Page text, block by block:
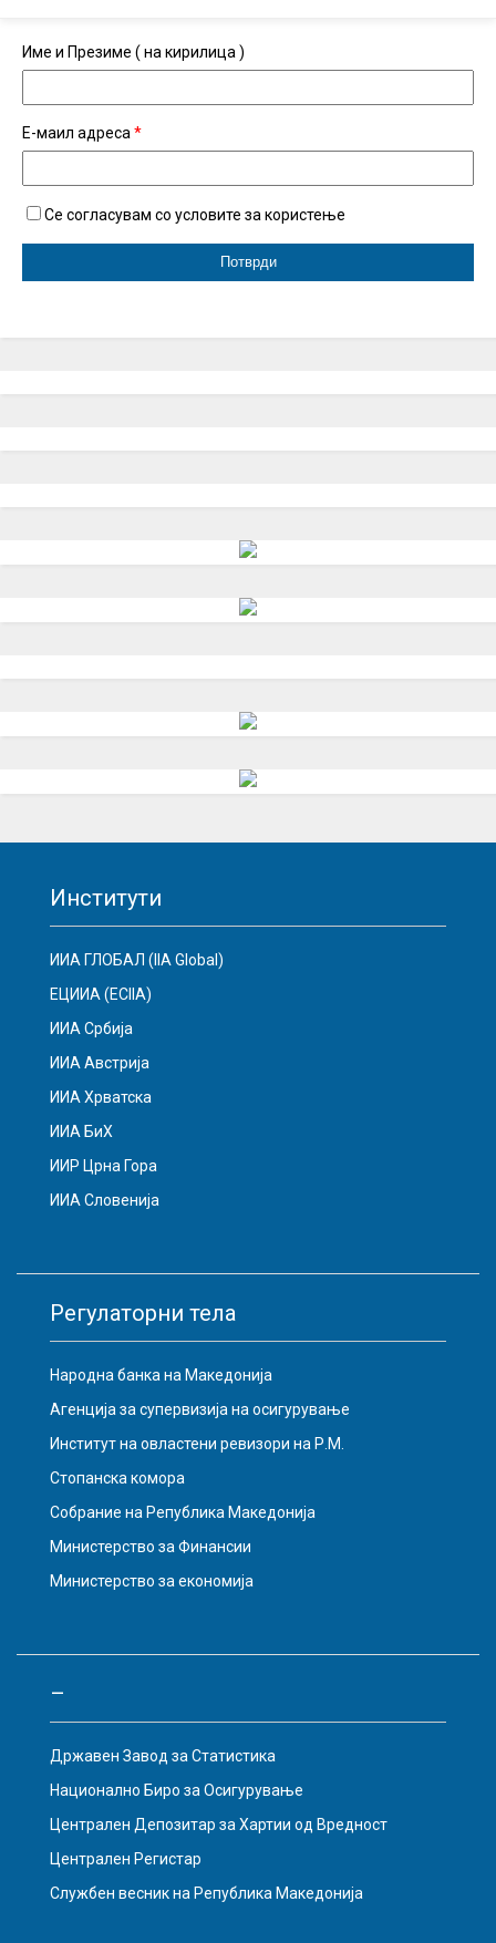
Име и Презиме ( на кирилица )
Е-маил адреса *
Се согласувам со условите за користење
Институти
ИИА ГЛОБАЛ (IIA Global)
ЕЦИИА (ECIIA)
ИИА Србија
ИИА Австрија
ИИА Хрватска
ИИА БиХ
ИИР Црна Гора
ИИА Словенија
Регулаторни тела
Народна банка на Македонија
Агенција за супервизија на осигурување
Институт на овластени ревизори на Р.М.
Стопанска комора
Собрание на Република Македонија
Министерство за Финансии
Министерство за економија
–
Државен Завод за Статистика
Национално Биро за Осигурување
Централен Депозитар за Хартии од Вредност
Централен Регистар
Службен весник на Република Македонија